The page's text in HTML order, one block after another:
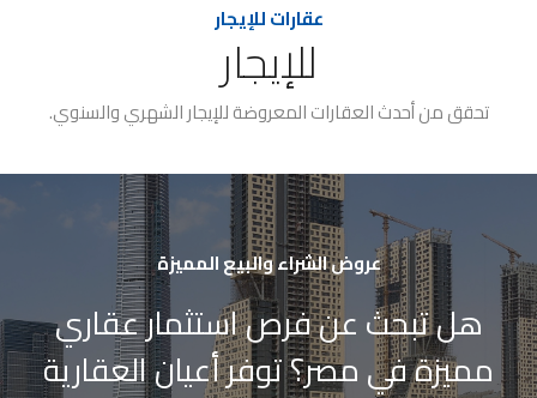
عقارات للإيجار
للإيجار
تحقق من أحدث العقارات المعروضة للإيجار الشهري والسنوي.
عروض الشراء والبيع المميزة
هل تبحث عن فرص استثمار عقاري
مميزة في مصر؟ توفر أعيان العقارية